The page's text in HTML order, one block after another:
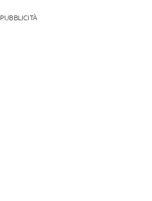
PUBBLICITÀ